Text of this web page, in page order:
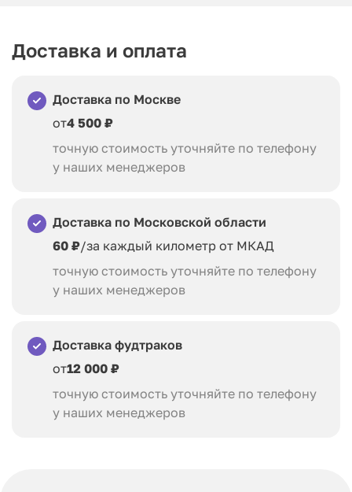
Доставка и оплата
Доставка по Москве
от4 500 ₽
точную стоимость уточняйте по телефону
у наших менеджеров
Доставка по Московской области
60 ₽/за каждый километр от МКАД
точную стоимость уточняйте по телефону
у наших менеджеров
Доставка фудтраков
от12 000 ₽
точную стоимость уточняйте по телефону
у наших менеджеров